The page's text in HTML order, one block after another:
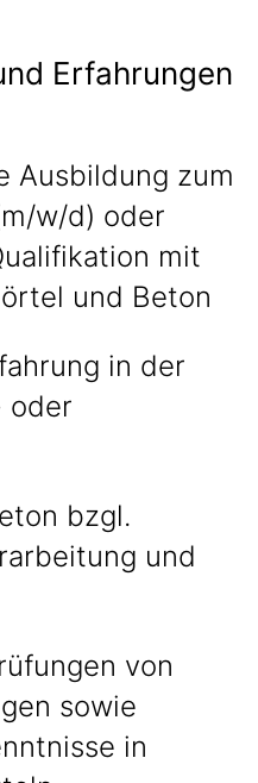
Erfahrungen
Ausbildung zum
w/d) oder
mit
und Beton
in der
oder
bzgl.
und
von
sowie
in